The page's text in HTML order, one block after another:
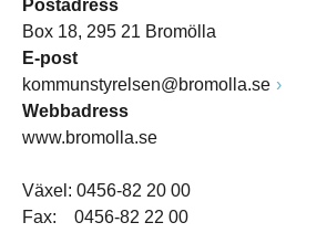
Postadress
Box 18, 295 21 Bromölla
E-post
kommunstyrelsen@bromolla.se
Webbadress
www.bromolla.se
Växel: 0456-82 20 00
Fax: 0456-82 22 00